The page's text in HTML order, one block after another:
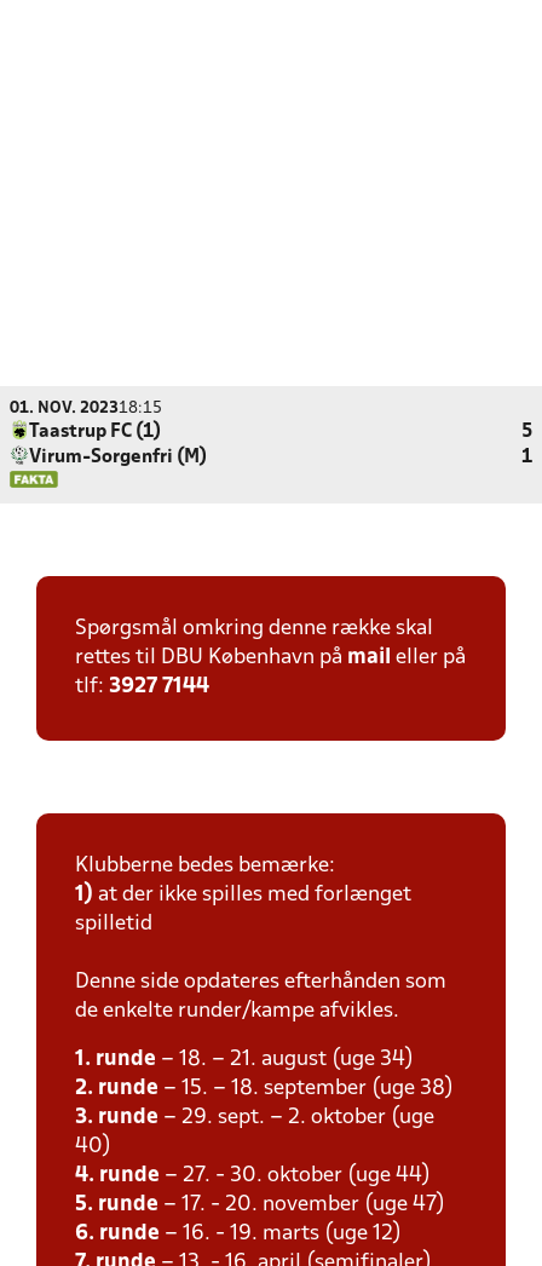
01. NOV. 202318:15
Taastrup FC (1)
5
Virum-Sorgenfri (M)
1
Spørgsmål omkring denne række skal
rettes til DBU København på mail eller på
tlf: 3927 7144
Klubberne bedes bemærke:
1) at der ikke spilles med forlænget
spilletid
Denne side opdateres efterhånden som
de enkelte runder/kampe afvikles.
1. runde – 18. – 21. august (uge 34)
2. runde – 15. – 18. september (uge 38)
3. runde – 29. sept. – 2. oktober (uge
40)
4. runde – 27. - 30. oktober (uge 44)
5. runde – 17. - 20. november (uge 47)
6. runde – 16. - 19. marts (uge 12)